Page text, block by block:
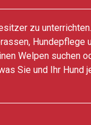
zu
Hundepflege
Welpen suchen
Sie und Ihr Hund